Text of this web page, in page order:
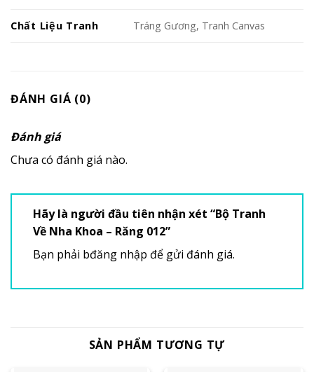
Chất Liệu Tranh Tráng Gương, Tranh Canvas
ĐÁNH GIÁ (0)
Đánh giá
Chưa có đánh giá nào.
Hãy là người đầu tiên nhận xét “Bộ Tranh
Về Nha Khoa – Răng 012”
Bạn phải bđăng nhập để gửi đánh giá.
SẢN PHẨM TƯƠNG TỰ